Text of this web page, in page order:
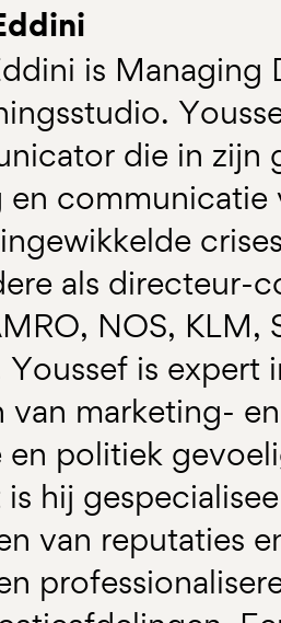
is
die in zijn
en communicatie
als directeur-
NOS, KLM,
is expert
van marketing-
politiek
is hij
van reputaties